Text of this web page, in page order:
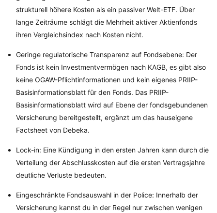
strukturell höhere Kosten als ein passiver Welt-ETF. Über
lange Zeiträume schlägt die Mehrheit aktiver Aktienfonds
ihren Vergleichsindex nach Kosten nicht.
Geringe regulatorische Transparenz auf Fondsebene: Der
Fonds ist kein Investmentvermögen nach KAGB, es gibt also
keine OGAW-Pflichtinformationen und kein eigenes PRIIP-
Basisinformationsblatt für den Fonds. Das PRIIP-
Basisinformationsblatt wird auf Ebene der fondsgebundenen
Versicherung bereitgestellt, ergänzt um das hauseigene
Factsheet von Debeka.
Lock-in: Eine Kündigung in den ersten Jahren kann durch die
Verteilung der Abschlusskosten auf die ersten Vertragsjahre
deutliche Verluste bedeuten.
Eingeschränkte Fondsauswahl in der Police: Innerhalb der
Versicherung kannst du in der Regel nur zwischen wenigen